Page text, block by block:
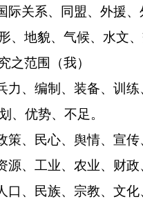
际关系、同盟、外援
、地貌、气候、水文
之范围（我）
力、编制、装备、训
、优势、不足。
策、民心、舆情、宣
源、工业、农业、财
口、民族、宗教、文